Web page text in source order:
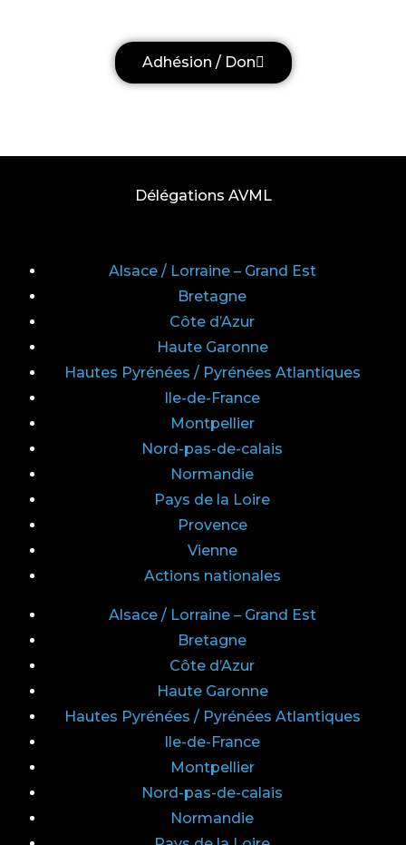
Adhésion / Don
Délégations AVML
Alsace / Lorraine – Grand Est
Bretagne
Côte d’Azur
Haute Garonne
Hautes Pyrénées / Pyrénées Atlantiques
Ile-de-France
Montpellier
Nord-pas-de-calais
Normandie
Pays de la Loire
Provence
Vienne
Actions nationales
Alsace / Lorraine – Grand Est
Bretagne
Côte d’Azur
Haute Garonne
Hautes Pyrénées / Pyrénées Atlantiques
Ile-de-France
Montpellier
Nord-pas-de-calais
Normandie